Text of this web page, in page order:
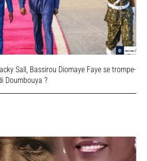
Sall, Bassirou Diomaye Faye se trompe-
Doumbouya ?